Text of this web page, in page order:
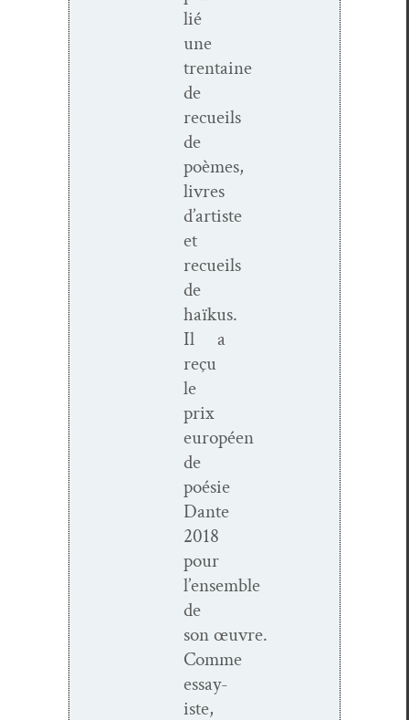
lié
une
trentaine
de
recueils
de
poèmes,
livres
d’artiste
et
recueils
de
haïkus.
Il a
reçu
le
prix
européen
de
poésie
Dante
2018
pour
l’ensemble
de
son œuvre.
Comme
essay­
iste,